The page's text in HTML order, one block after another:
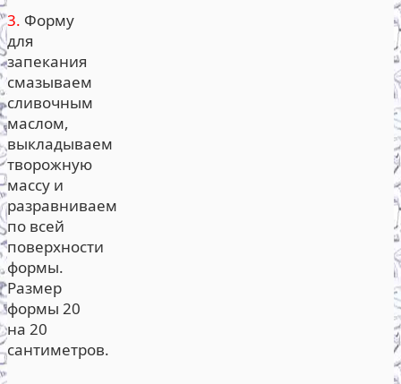
3. Форму
для
запекания
смазываем
сливочным
маслом,
выкладываем
творожную
массу и
разравниваем
по всей
поверхности
формы.
Размер
формы 20
на 20
сантиметров.